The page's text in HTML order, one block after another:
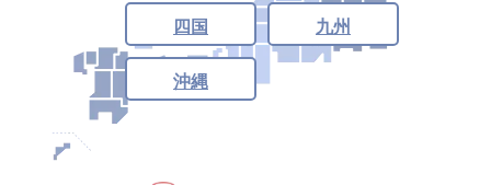
四国 九州
沖縄